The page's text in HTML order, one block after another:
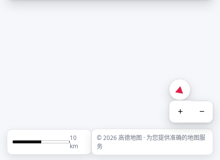
+ −
10
km
© 2026 高德地图 · 为您提供准确的地图服
务